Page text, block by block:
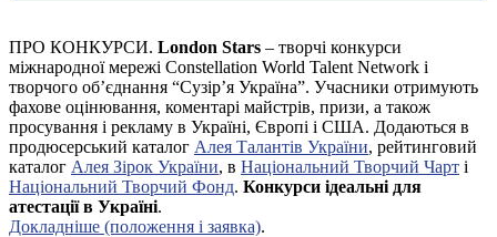
ПРО КОНКУРСИ. London Stars – творчі конкурси
міжнародної мережі Constellation World Talent Network і
творчого об’єднання “Сузір’я Україна”. Учасники отримують
фахове оцінювання, коментарі майстрів, призи, а також
просування і рекламу в Україні, Європі і США. Додаються в
продюсерський каталог Алея Талантів України, рейтинговий
каталог Алея Зірок України, в Національний Творчий Чарт і
Національний Творчий Фонд. Конкурси ідеальні для
атестації в Україні.
Докладніше (положення і заявка).